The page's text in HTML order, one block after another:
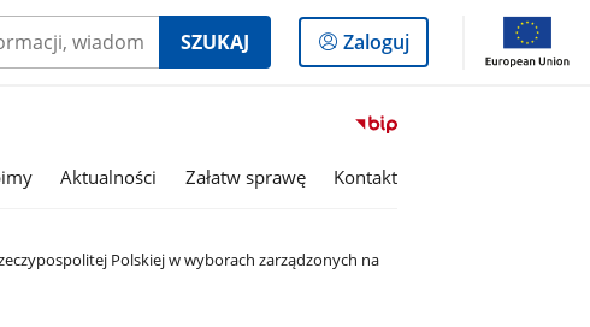
SZUKAJ
Logowanie
do
Zaloguj
Przejdź
serwisu
Publicznej
Aktualności Załatw sprawę Kontakt
Polskiej w wyborach zarządzonych na